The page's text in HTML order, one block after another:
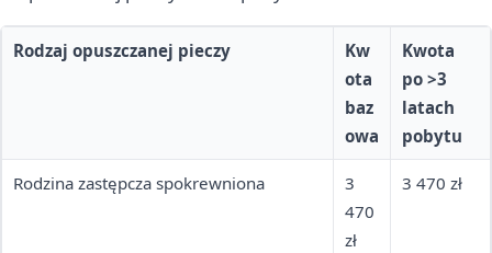
Rodzaj opuszczanej pieczy
Kw
ota
baz
owa
Kwota
po >3
latach
pobytu
Rodzina zastępcza spokrewniona
3
470
zł
3 470 zł